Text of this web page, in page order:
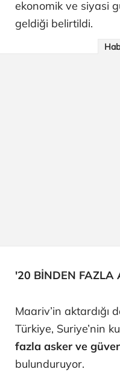
ekonomik ve siyasi
geldiği belirtildi.
'20 BİNDEN FAZLA
Maariv’in aktardığı
Türkiye, Suriye’nin
fazla asker ve
bulunduruyor.